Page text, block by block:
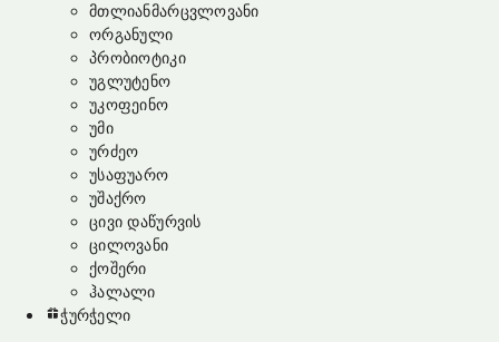
მთლიანმარცვლოვანი
ორგანული
პრობიოტიკი
უგლუტენო
უკოფეინო
უმი
ურძეო
უსაფუარო
უშაქრო
ცივი დაწურვის
ცილოვანი
ქოშერი
ჰალალი
ჭურჭელი